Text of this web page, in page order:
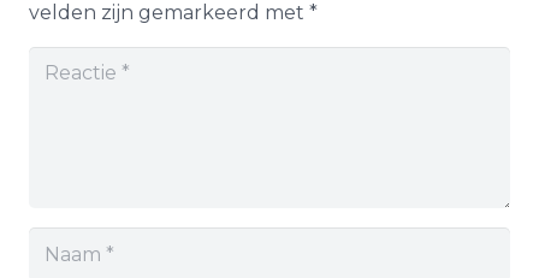
velden zijn gemarkeerd met *